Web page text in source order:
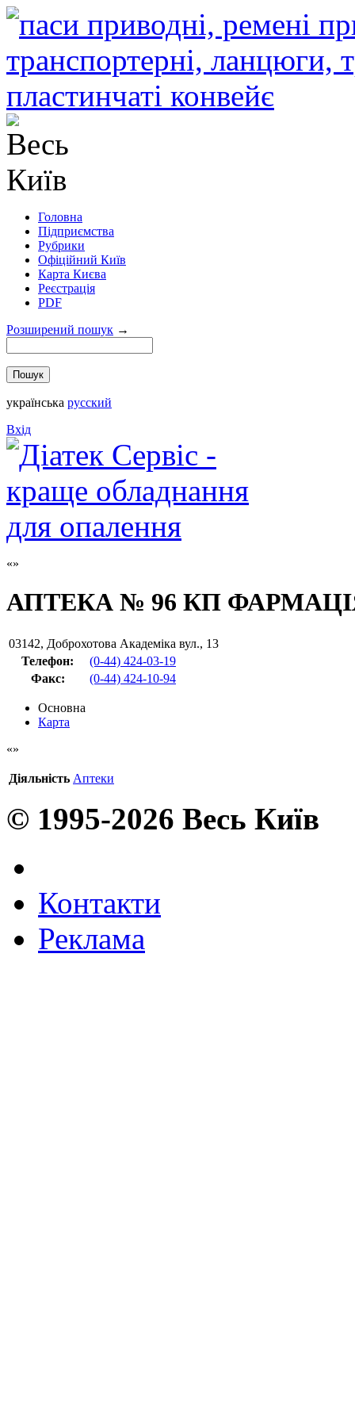
Головна
Підприємства
Рубрики
Офіційний Київ
Карта Києва
Реєстрація
PDF
Розширений пошук →
українська русский
Вхід
АПТЕКА № 96 КП
03142, Доброхотова Академіка вул., 13
Телефон:
(0-44) 424-03-19
Факс: (0-44) 424-10-94
Основна
Карта
Діяльність Аптеки
© 1995-2026 Весь Київ
Контакти
Реклама